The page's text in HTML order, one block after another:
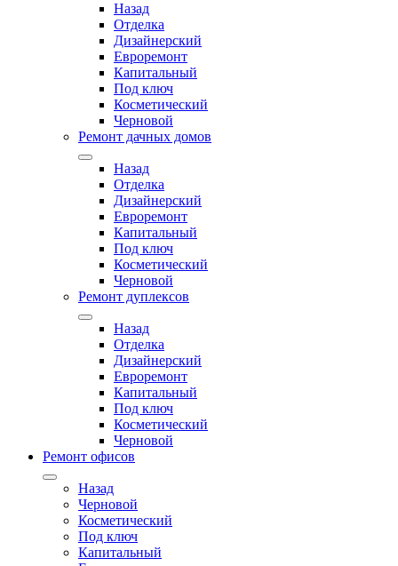
Назад
Отделка
Дизайнерский
Евроремонт
Капитальный
Под ключ
Косметический
Черновой
Ремонт дачных домов
Назад
Отделка
Дизайнерский
Евроремонт
Капитальный
Под ключ
Косметический
Черновой
Ремонт дуплексов
Назад
Отделка
Дизайнерский
Евроремонт
Капитальный
Под ключ
Косметический
Черновой
Ремонт офисов
Назад
Черновой
Косметический
Под ключ
Капитальный